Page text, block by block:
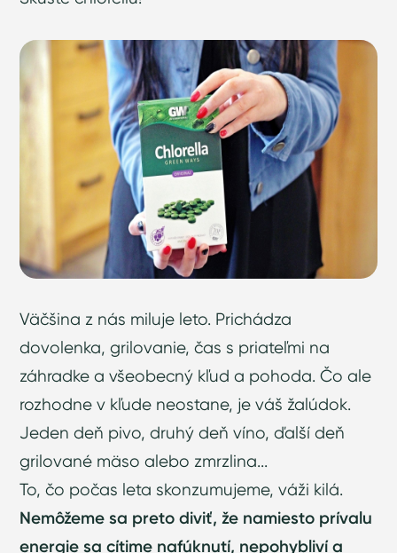
Väčšina z nás miluje leto. Prichádza
dovolenka, grilovanie, čas s priateľmi na
záhradke a všeobecný kľud a pohoda. Čo ale
rozhodne v kľude neostane, je váš žalúdok.
Jeden deň pivo, druhý deň víno, ďalší deň
grilované mäso alebo zmrzlina...
To, čo počas leta skonzumujeme, váži kilá.
Nemôžeme sa preto diviť, že namiesto prívalu
energie sa cítime nafúknutí, nepohybliví a